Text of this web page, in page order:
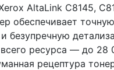
AltaLink C8145,
обеспечивает точную
безупречную
ресурса — до 28
рецептура